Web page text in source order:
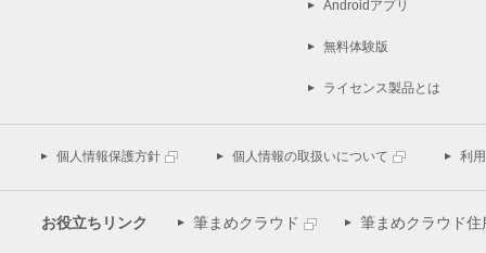
Androidアプリ
無料体験版
ライセンス製品とは
個人情報保護方針 個人情報の取扱いについて 利
お役立ちリンク 筆まめクラウド 筆まめクラウド住